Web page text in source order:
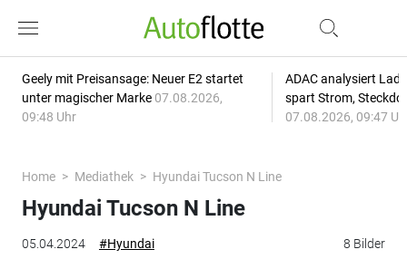
Geely mit Preisansage: Neuer E2 startet
unter magischer Marke 07.08.2026,
09:48 Uhr
ADAC analysiert
spart Strom,
07.08.2026, 09:47
Home Mediathek Hyundai Tucson N Line
05.04.2024 #Hyundai 8 Bilder
Hyundai Tucson N Line